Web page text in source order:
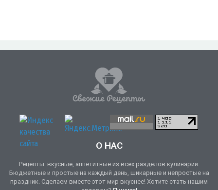
О НАС
Рецепты: вкусные, аппетитные из всех разделов кулинарии.
Бюджетные и простые на каждый день, шикарные и непростые на
праздник. Сделаем вместе этот мир вкуснее! Хотите стать нашим